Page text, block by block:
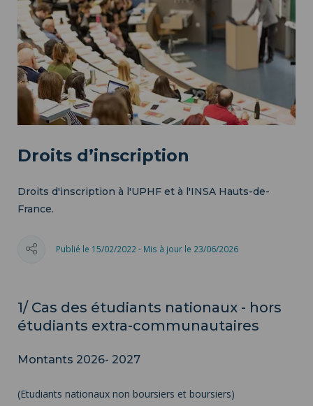
Droits d’inscription
Droits d'inscription à l'UPHF et à l'INSA Hauts-de-
France.
Publié le 15/02/2022 - Mis à jour le 23/06/2026
1/ Cas des étudiants nationaux - hors
étudiants extra-communautaires
Montants 2026- 2027
(Etudiants nationaux non boursiers et boursiers)